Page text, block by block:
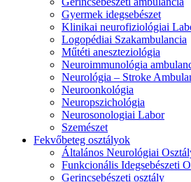
Gyermek idegsebészet
Klinikai neurofiziológiai
Logopédiai Szakambulancia
Műtéti aneszteziológia
Neuroimmunológia
Neurológia – Stroke
Neuroonkológia
Neuropszichológia
Neurosonologiai Labor
Szemészet
Fekvőbeteg osztályok
Általános Neurológiai
Funkcionális Idegsebészeti
Gerincsebészeti osztály